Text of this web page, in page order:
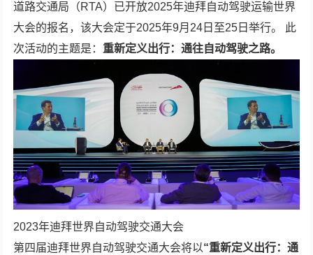
道路交通局（RTA）已开放2025年迪拜自动驾驶运输世界
大会的报名，该大会定于2025年9月24日至25日举行。 此
次活动的主题是： 重新定义出行：通往自动驾驶之路。
2023年迪拜世界自动驾驶交通大会
第四届迪拜世界自动驾驶交通大会将以“重新定义出行：通